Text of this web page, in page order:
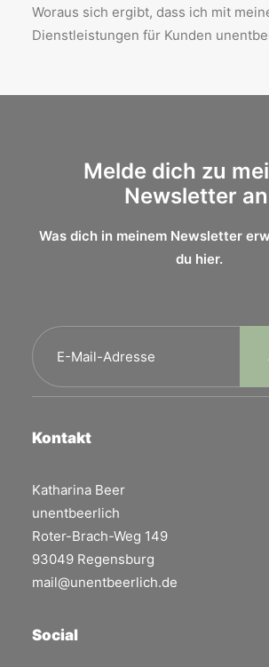
Woraus sich ergibt, dass ich mit
Dienstleistungen für Kunden
Melde dich zu
Newsletter
Was dich in meinem Newsletter
du hier.
Kontakt
Katharina Beer
unentbeerlich
Roter-Brach-Weg 149
93049 Regensburg
mail@unentbeerlich.de
Social